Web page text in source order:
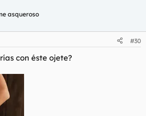
asqueroso
#30
con éste ojete?